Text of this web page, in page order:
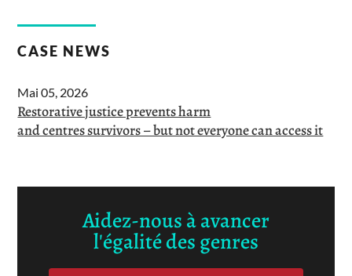
CASE NEWS
Mai 05, 2026
Restorative justice prevents harm
and centres survivors – but not everyone can access it
Aidez-nous à avancer
l'égalité des genres